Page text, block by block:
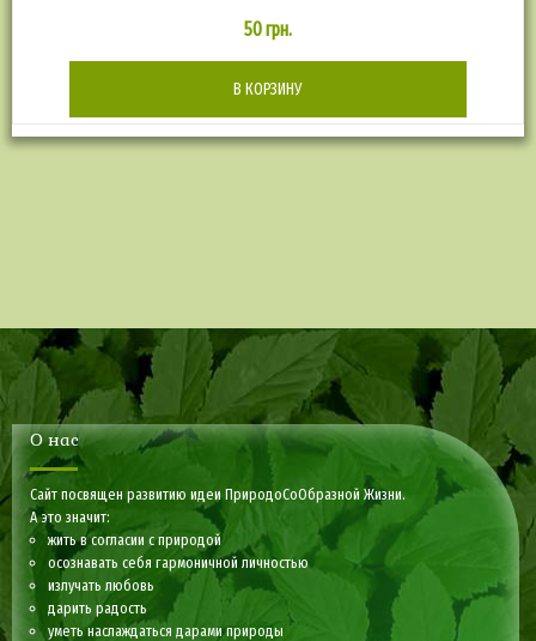
50грн.
В КОРЗИНУ
О нас
Сайт посвящен развитию идеи ПриродоСоОбразной Жизни.
А это значит:
жить в согласии с природой
осознавать себя гармоничной личностью
излучать любовь
дарить радость
уметь наслаждаться дарами природы